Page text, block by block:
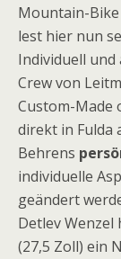
Mountain-Bike
lest hier nun
Individuell und
Crew von
Custom-Made
direkt in Fulda
Behrens
individuelle
geändert
Detlev Wenzel
(27,5 Zoll) ein